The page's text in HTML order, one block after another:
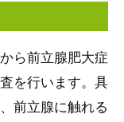
ら前立腺肥大症
を行います。具
前立腺に触れる